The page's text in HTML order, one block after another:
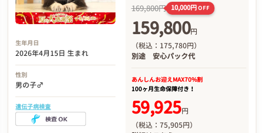
生年月日
2026年4月15日 生まれ
性別
男の子♂
遺伝子病検査
169,800円 10,000円OFF
159,800円
（税込：175,780円）
別途 安心パック代
あんしんお迎えMAX70%割
100ヶ月生命保障付き！
59,925円
（税込：75,905円）